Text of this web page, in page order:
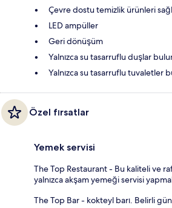
Çevre dostu temizlik ürünleri
LED ampüller
Geri dönüşüm
Yalnızca su tasarruflu duşlar
Yalnızca su tasarruflu tuvaletler
Özel fırsatlar
Yemek servisi
The Top Restaurant - Bu kaliteli ve
yalnızca akşam yemeği servisi
The Top Bar - kokteyl barı. Belirli